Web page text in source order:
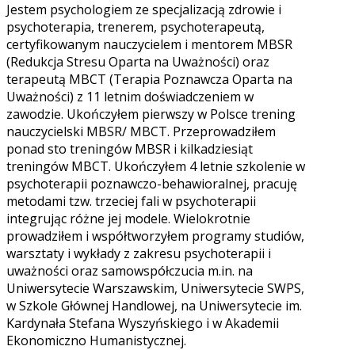
Jestem psychologiem ze specjalizacją zdrowie i
psychoterapia, trenerem, psychoterapeutą,
certyfikowanym nauczycielem i mentorem MBSR
(Redukcja Stresu Oparta na Uważności) oraz
terapeutą MBCT (Terapia Poznawcza Oparta na
Uważności) z 11 letnim doświadczeniem w
zawodzie. Ukończyłem pierwszy w Polsce trening
nauczycielski MBSR/ MBCT. Przeprowadziłem
ponad sto treningów MBSR i kilkadziesiąt
treningów MBCT. Ukończyłem 4 letnie szkolenie w
psychoterapii poznawczo-behawioralnej, pracuję
metodami tzw. trzeciej fali w psychoterapii
integrując różne jej modele. Wielokrotnie
prowadziłem i współtworzyłem programy studiów,
warsztaty i wykłady z zakresu psychoterapii i
uważności oraz samowspółczucia m.in. na
Uniwersytecie Warszawskim, Uniwersytecie SWPS,
w Szkole Głównej Handlowej, na Uniwersytecie im.
Kardynała Stefana Wyszyńskiego i w Akademii
Ekonomiczno Humanistycznej.